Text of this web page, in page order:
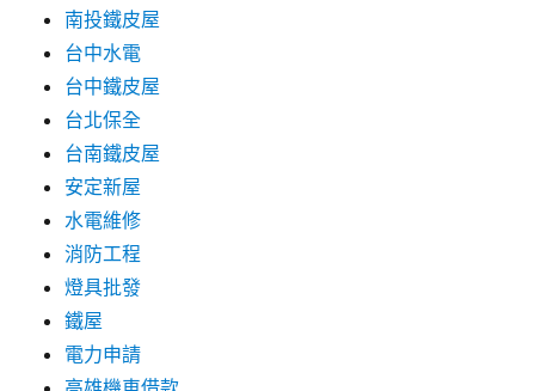
南投鐵皮屋
台中水電
台中鐵皮屋
台北保全
台南鐵皮屋
安定新屋
水電維修
消防工程
燈具批發
鐵屋
電力申請